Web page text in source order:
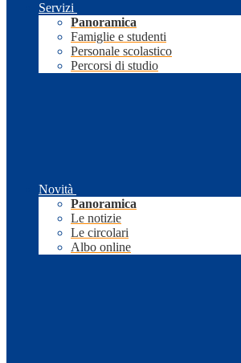
Servizi
Panoramica
Famiglie e studenti
Personale scolastico
Percorsi di studio
Novità
Panoramica
Le notizie
Le circolari
Albo online